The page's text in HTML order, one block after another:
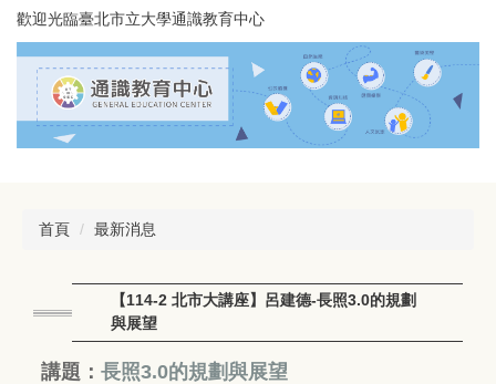
跳
到
主
歡迎光臨臺北市立大學通識教育中心
首頁 最新消息
【114-2 北市大講座】呂建德-長照3.0的規劃
與展望
講題： 長照3.0的規劃與展望